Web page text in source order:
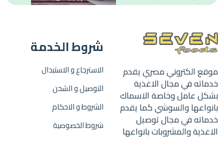
موقع الكتروني مصري يقدم
خدماته في مجال الاغذية
بشكل عامل وخاصة الاسماك
بانواعها والسوشي كما يقدم
خدماته في مجال توصيل
الاغذية والمشروبات بانواعها
شروط الخدمة
الاسترجاع و الاستبدال
التوصيل و الشحن
الشروط و الاحكام
شروط الخصوصية